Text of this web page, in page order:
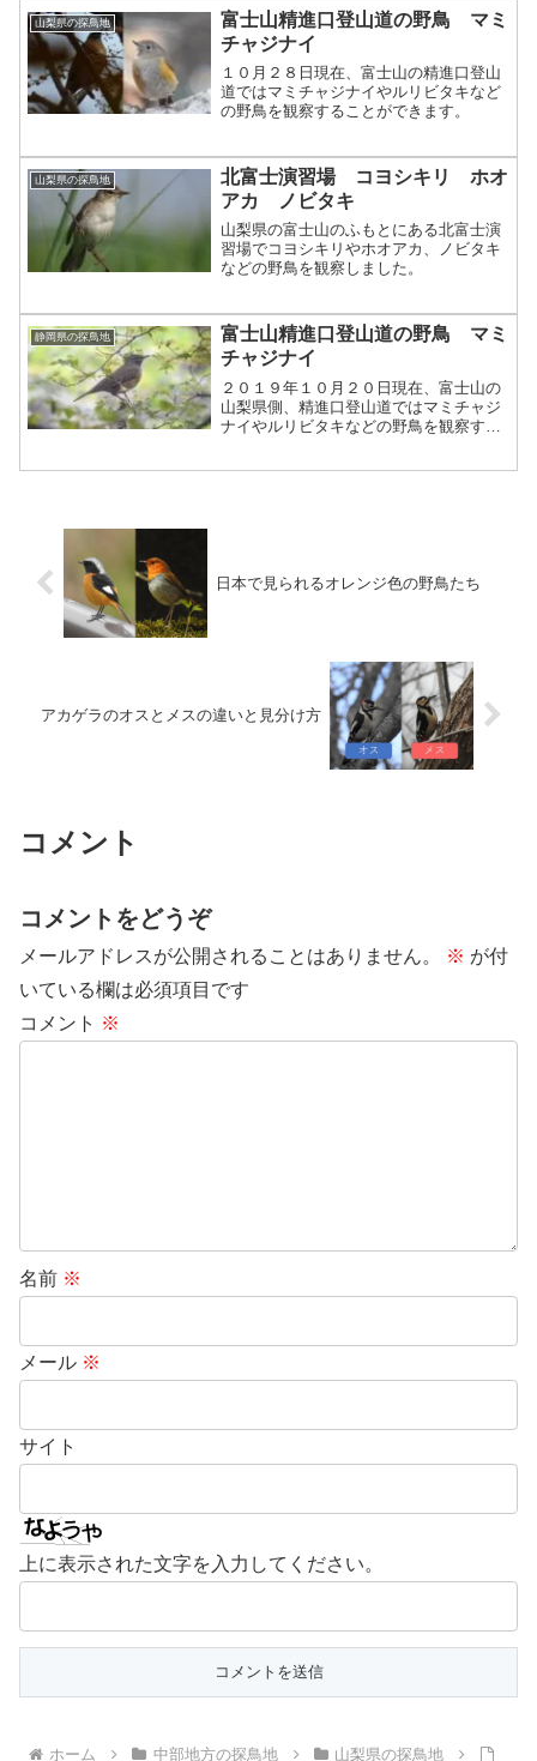
山梨県の探鳥地
富士山精進口登山道の野鳥 マミ
チャジナイ
１０月２８日現在、富士山の精進口登山
道ではマミチャジナイやルリビタキなど
の野鳥を観察することができます。
山梨県の探鳥地
北富士演習場 コヨシキリ ホオ
アカ ノビタキ
山梨県の富士山のふもとにある北富士演
習場でコヨシキリやホオアカ、ノビタキ
などの野鳥を観察しました。
静岡県の探鳥地
富士山精進口登山道の野鳥 マミ
チャジナイ
２０１９年１０月２０日現在、富士山の
山梨県側、精進口登山道ではマミチャジ
ナイやルリビタキなどの野鳥を観察する
日本で見られるオレンジ色の野鳥たち
アカゲラのオスとメスの違いと見分け方
コメント
コメントをどうぞ
メールアドレスが公開されることはありません。 ※ が付
いている欄は必須項目です
コメント ※
名前 ※
メール ※
サイト
上に表示された文字を入力してください。
ホーム 中部地方の探鳥地 山梨県の探鳥地